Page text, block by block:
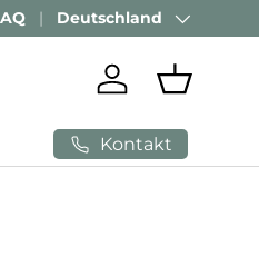
Beratung:+ 49 (0) 881 924 521
Land/Region
Deutschland
Einloggen
Kontakt